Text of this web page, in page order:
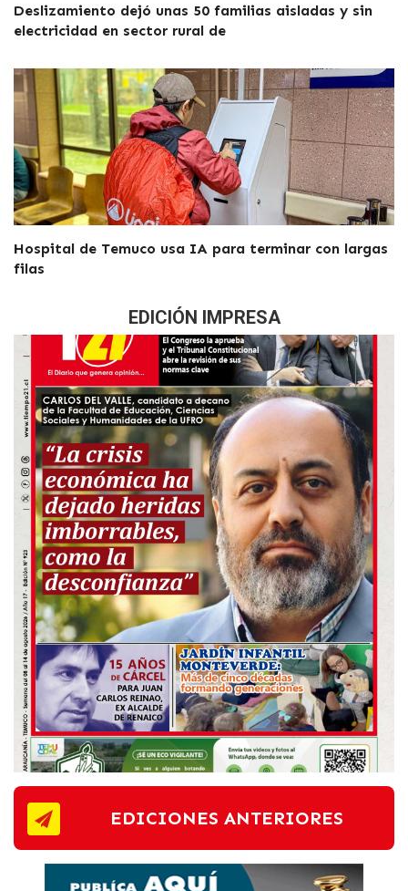
Deslizamiento dejó unas 50 familias aisladas y sin
electricidad en sector rural de
Hospital de Temuco usa IA para terminar con largas
filas
EDICIÓN IMPRESA
EDICIONES ANTERIORES